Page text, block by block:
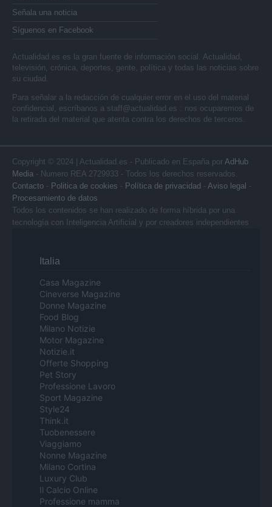
Señala una noticia
Síguenos en Facebook
Actualidad.es es la gran fuente de información social. Actualidad,
televisión, crónica, deportes, gente, política y todas las noticias sobre
su ciudad.
Para señalar a la redacción de cualquier error en el uso del material
confidencial, escríbanos a staff@actualidad.es : nos ocuparemos de
la retirada del material que atenta contra los derechos de terceros.
Copyright © 2024 | Actualidad.es - Publicado en España por AdHub
Media - Numero REA 2729933 - Todos los derechos reservados.
Contacto - Politica de cookies - Política de privacidad - Aviso legal -
Procesamiento de datos
Todos los contenidos se han realizado de forma híbrida por una
tecnología con Inteligencia Artificial y por creadores independientes
Italia
Casa Magazine
Cineverse Magazine
Donne Magazine
Food Blog
Milano Notizie
Motor Magazine
Notizie.it
Offerte Shopping
Pet Story
Professione Lavoro
Sport Magazine
Style24
Think.it
Tuobenessere
Viaggiamo
Nonne Magazine
Milano Cortina
Luxury Club
Il Calcio Online
Professione mamma